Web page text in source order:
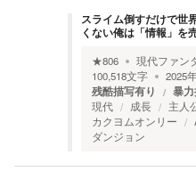
スライム倒すだけで世
くない俺は「情報」を
★806 現代ファン
100,518文字 2025
残酷描写有り 暴
現代 成長 主人
カクヨムオンリー
ダンジョン